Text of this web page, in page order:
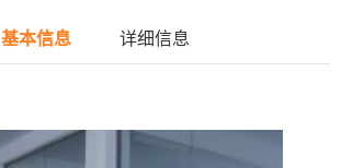
基本信息 详细信息